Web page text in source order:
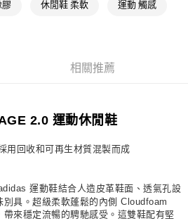
以上)免運費
以上)免運費
膠 休閒鞋 柔軟 運動 觸感
相關推薦
2.0 運動休閒鞋
用回收和可再生材質混製而成
運動鞋結合人造皮革鞋面、透氣孔設
具。超級柔軟蓬鬆的內側 Cloudfoam
來穩定流暢的騁馳感受。這雙鞋配有堅